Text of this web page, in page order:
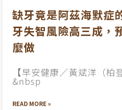
缺牙竟是阿茲海默症
牙失智風險高三成，
麼做
【早安健康／黃斌洋（柏
&nbsp
READ MORE »